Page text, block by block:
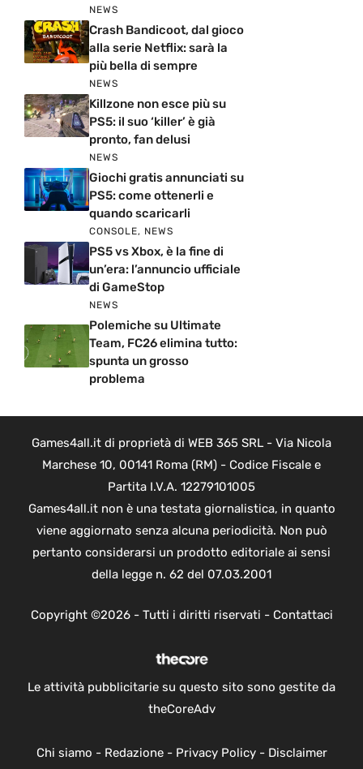
NEWS
Crash Bandicoot, dal gioco
alla serie Netflix: sarà la
più bella di sempre
NEWS
Killzone non esce più su
PS5: il suo ‘killer’ è già
pronto, fan delusi
NEWS
Giochi gratis annunciati su
PS5: come ottenerli e
quando scaricarli
CONSOLE, NEWS
PS5 vs Xbox, è la fine di
un’era: l’annuncio ufficiale
di GameStop
NEWS
Polemiche su Ultimate
Team, FC26 elimina tutto:
spunta un grosso
problema
Games4all.it di proprietà di WEB 365 SRL - Via Nicola
Marchese 10, 00141 Roma (RM) - Codice Fiscale e
Partita I.V.A. 12279101005
Games4all.it non è una testata giornalistica, in quanto
viene aggiornato senza alcuna periodicità. Non può
pertanto considerarsi un prodotto editoriale ai sensi
della legge n. 62 del 07.03.2001
Copyright ©2026 - Tutti i diritti riservati - Contattaci
Le attività pubblicitarie su questo sito sono gestite da
theCoreAdv
Chi siamo - Redazione- Privacy Policy- Disclaimer